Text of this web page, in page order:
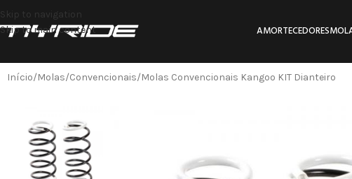
Skip to navigation
Skip to main content
AMORTECEDORES
Início Molas Convencionais Molas Convencionais Kangoo KIT Dianteiro